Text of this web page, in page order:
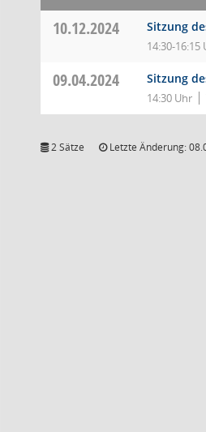
10.12.2024 Sitzung
14:30-16:15
09.04.2024 Sitzung
14:30 Uhr
2 Sätze Letzte Änderung: